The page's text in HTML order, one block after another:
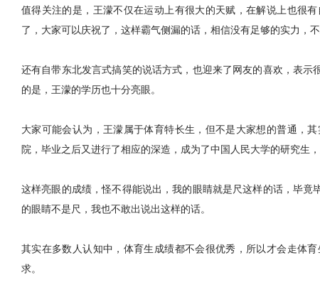
值得关注的是，王濛不仅在运动上有很大的天赋，在解说上也很
了，大家可以庆祝了，这样霸气侧漏的话，相信没有足够的实力，不
还有自带东北发言式搞笑的说话方式，也迎来了网友的喜欢，表
的是，王濛的学历也十分亮眼。
大家可能会认为，王濛属于体育特长生，但不是大家想的普通，
院，毕业之后又进行了相应的深造，成为了中国人民大学的研究生
这样亮眼的成绩，怪不得能说出，我的眼睛就是尺这样的话，毕
的眼睛不是尺，我也不敢出说出这样的话。
其实在多数人认知中，体育生成绩都不会很优秀，所以才会走体
求。